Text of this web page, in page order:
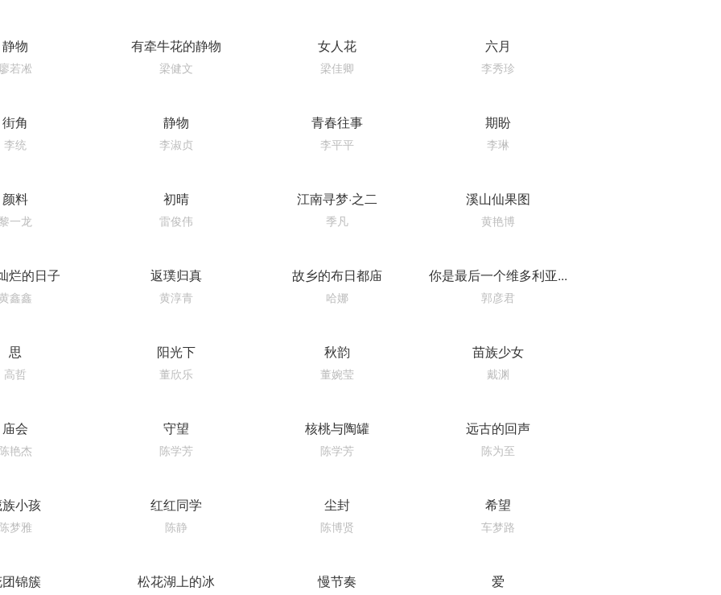
静物
若凇
有牵牛花的静物
梁健文
女人花
梁佳卿
六月
李秀珍
街角
李统
静物
李淑贞
青春往事
李平平
期盼
李琳
颜料
一龙
初晴
雷俊伟
江南寻梦·之二
季凡
溪山仙果图
黄艳博
烂的日子
鑫鑫
返璞归真
黄淳青
故乡的布日都庙
哈娜
你是最后一个维多利亚...
郭彦君
思
高哲
阳光下
董欣乐
秋韵
董婉莹
苗族少女
戴渊
庙会
艳杰
守望
陈学芳
核桃与陶罐
陈学芳
远古的回声
陈为至
小孩
梦雅
红红同学
陈静
尘封
陈博贤
希望
车梦路
锦簇 松花湖上的冰 慢节奏 爱